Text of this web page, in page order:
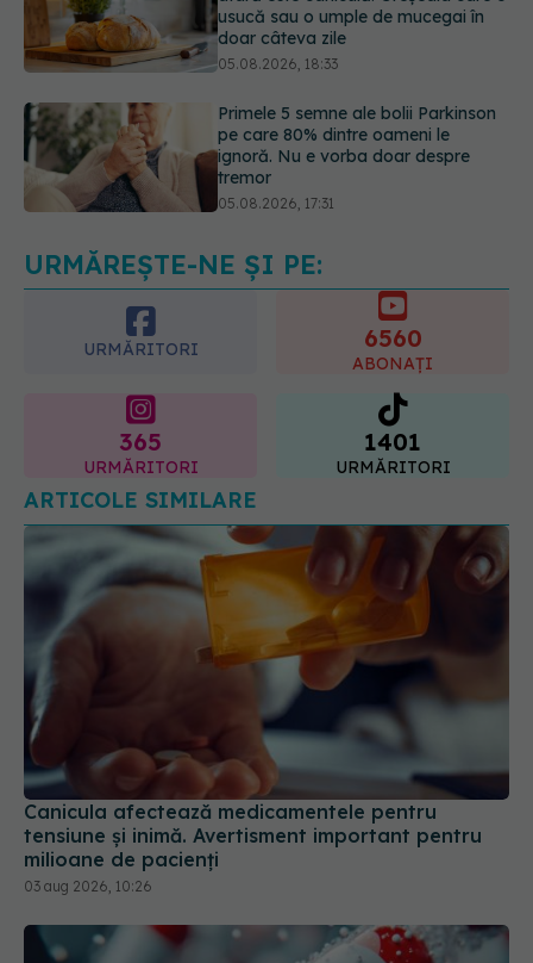
Primele 5 semne ale bolii Parkinson
pe care 80% dintre oameni le
ignoră. Nu e vorba doar despre
05.08.2026, 17:31
Gabriela Cristea, manifest pentru
respect și acceptare: Corpul
fiecăruia spune o poveste
URMĂREȘTE-NE ȘI PE:
URMĂRITORI 6560
ABONAȚI
365
URMĂRITORI
1401
URMĂRITORI
ARTICOLE SIMILARE
Canicula afectează medicamentele pentru
tensiune și inimă. Avertisment important pentru
milioane de pacienți
03 aug 2026, 10:26